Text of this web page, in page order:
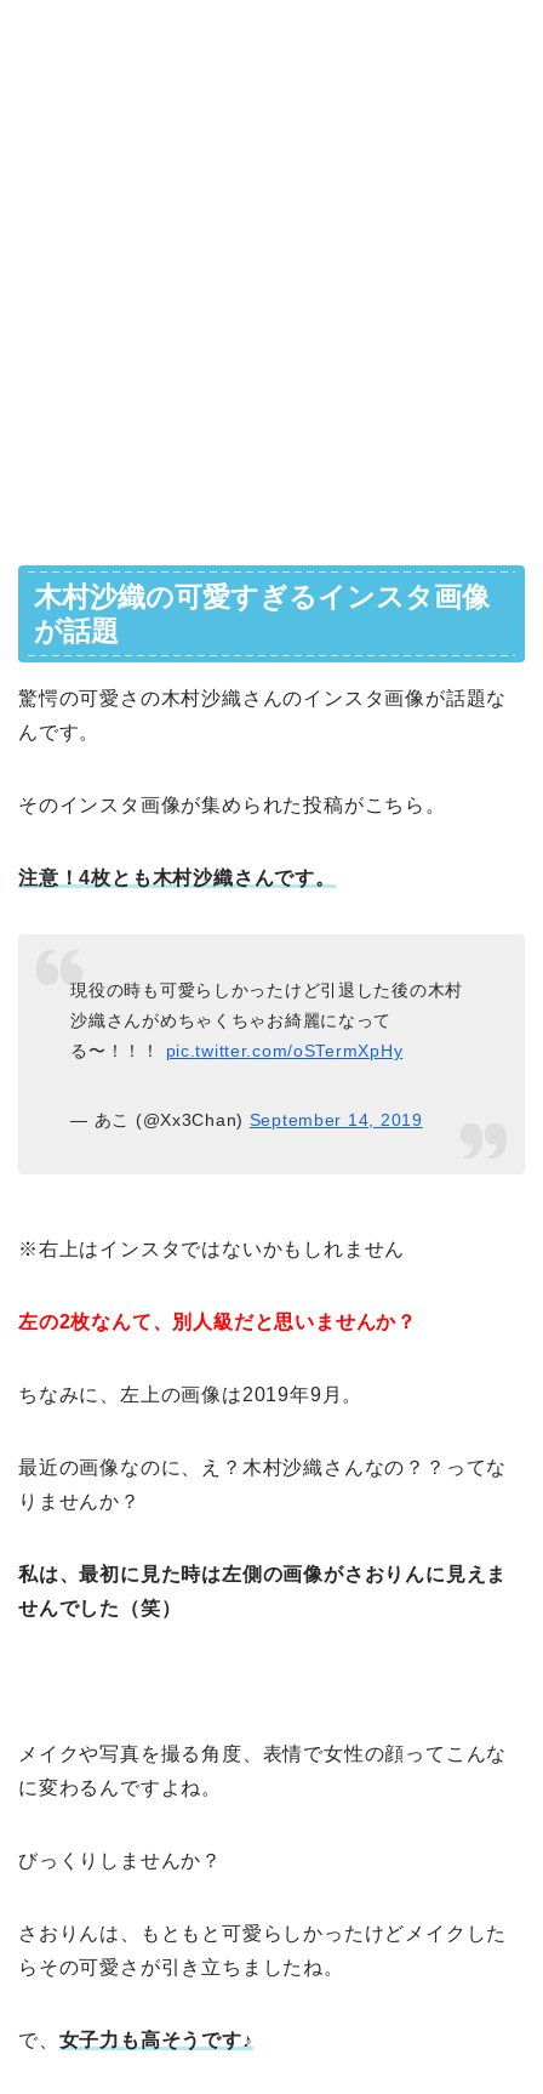
木村沙織の可愛すぎるインスタ画像
が話題
驚愕の可愛さの木村沙織さんのインスタ画像が話題な
んです。
そのインスタ画像が集められた投稿がこちら。
注意！4枚とも木村沙織さんです。
現役の時も可愛らしかったけど引退した後の木村
沙織さんがめちゃくちゃお綺麗になって
る〜！！！ pic.twitter.com/oSTermXpHy
— あこ (@Xx3Chan) September 14, 2019
※右上はインスタではないかもしれません
左の2枚なんて、別人級だと思いませんか？
ちなみに、左上の画像は2019年9月。
最近の画像なのに、え？木村沙織さんなの？？ってな
りませんか？
私は、最初に見た時は左側の画像がさおりんに見えま
せんでした（笑）
メイクや写真を撮る角度、表情で女性の顔ってこんな
に変わるんですよね。
びっくりしませんか？
さおりんは、もともと可愛らしかったけどメイクした
らその可愛さが引き立ちましたね。
で、 女子力も高そうです♪